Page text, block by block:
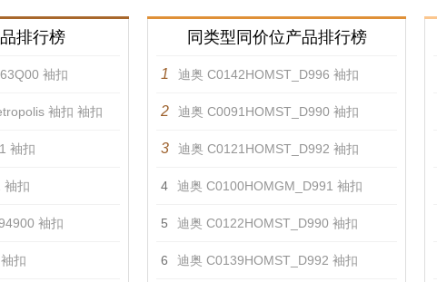
排行榜
袖扣
袖扣 袖扣
袖扣
袖扣
袖扣
扣
同类型同价位产品排行榜
1 迪奥 C0142HOMST_D996 袖扣
2 迪奥 C0091HOMST_D990 袖扣
3 迪奥 C0121HOMST_D992 袖扣
4 迪奥 C0100HOMGM_D991 袖扣
5 迪奥 C0122HOMST_D990 袖扣
6 迪奥 C0139HOMST_D992 袖扣